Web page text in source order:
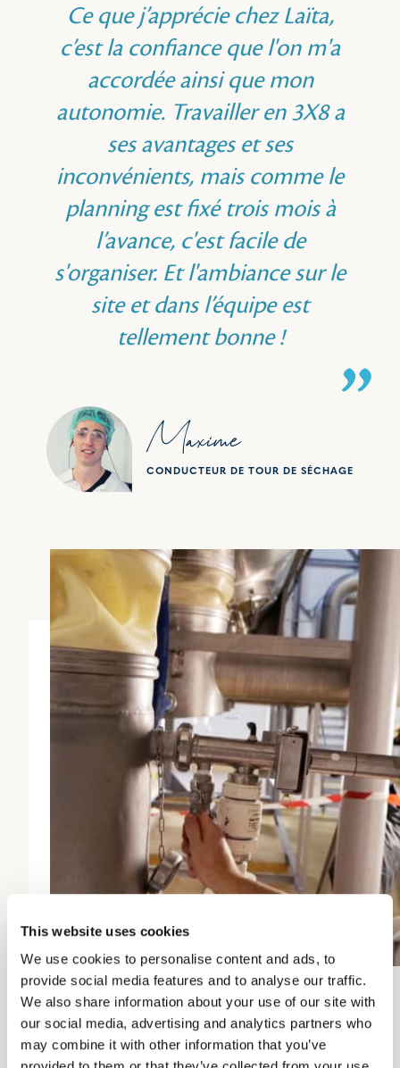
This website uses cookies
We use cookies to personalise content and ads, to
provide social media features and to analyse our traffic.
We also share information about your use of our site with
our social media, advertising and analytics partners who
may combine it with other information that you’ve
Ce que j’apprécie chez Laïta,
c’est la confiance que l'on m'a
accordée ainsi que mon
autonomie. Travailler en 3X8 a
ses avantages et ses
inconvénients, mais comme le
planning est fixé trois mois à
l’avance, c'est facile de
s'organiser. Et l'ambiance sur le
site et dans l’équipe est
tellement bonne !
Maxime
CONDUCTEUR DE TOUR DE SÉCHAGE
Autonomie et travail
varié